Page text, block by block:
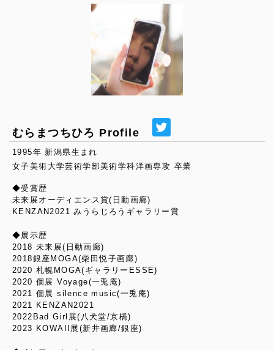
むらまつちひろ Profile
1995年 新潟県生まれ
女子美術大学芸術学部美術学科洋画専攻 卒業
◆受賞歴
未来展オーディエンス賞(日動画廊)
KENZAN2021 みうらじろうギャラリー賞
◆展示歴
2018 未来展(日動画廊)
2018銀座MOGA(柴田悦子画廊)
2020 札幌MOGA(ギャラリーESSE)
2020 個展 Voyage(一兎庵)
2021 個展 silence music(一兎庵)
2021 KENZAN2021
2022Bad Girl展(八犬堂/京橋)
2023 KOWAII展(新井画廊/銀座)